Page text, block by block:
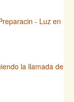
- Luz en
la llamada de